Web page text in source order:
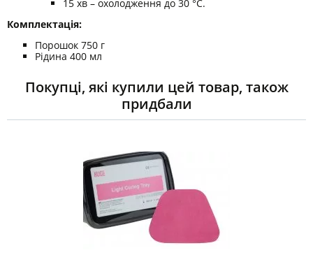
15 хв – охолодження до 30 °C.
Комплектація:
Порошок 750 г
Рідина 400 мл
Покупці, які купили цей товар, також
придбали